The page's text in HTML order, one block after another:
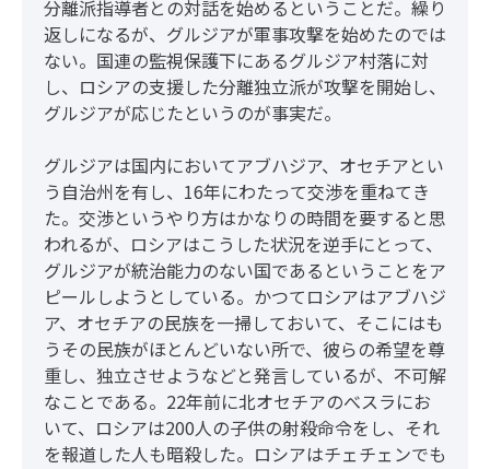
分離派指導者との対話を始めるということだ。繰り
返しになるが、グルジアが軍事攻撃を始めたのでは
ない。国連の監視保護下にあるグルジア村落に対
し、ロシアの支援した分離独立派が攻撃を開始し、
グルジアが応じたというのが事実だ。
グルジアは国内においてアブハジア、オセチアとい
う自治州を有し、16年にわたって交渉を重ねてき
た。交渉というやり方はかなりの時間を要すると思
われるが、ロシアはこうした状況を逆手にとって、
グルジアが統治能力のない国であるということをア
ピールしようとしている。かつてロシアはアブハジ
ア、オセチアの民族を一掃しておいて、そこにはも
うその民族がほとんどいない所で、彼らの希望を尊
重し、独立させようなどと発言しているが、不可解
なことである。22年前に北オセチアのべスラにお
いて、ロシアは200人の子供の射殺命令をし、それ
を報道した人も暗殺した。ロシアはチェチェンでも